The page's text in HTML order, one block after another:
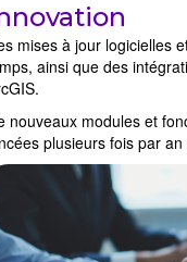
mises à jour logicielles
ainsi que des
nouveaux modules et
plusieurs fois par